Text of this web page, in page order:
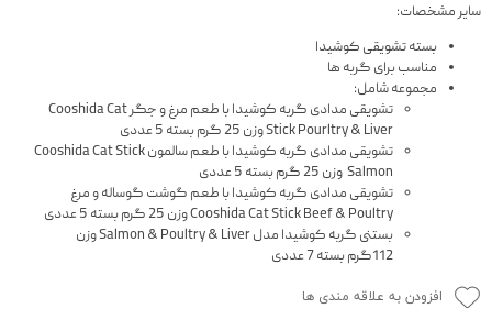
سایر مشخصات:
بسته تشویقی کوشیدا
مناسب برای گربه ها
مجموعه شامل:
تشویقی مدادی گربه کوشیدا با طعم مرغ و جگر Cooshida Cat
Stick Pourltry & Liver وزن 25 گرم بسته 5 عددی
تشویقی مدادی گربه کوشیدا با طعم سالمون Cooshida Cat Stick
Salmon وزن 25 گرم بسته 5 عددی
تشویقی مدادی گربه کوشیدا با طعم گوشت گوساله و مرغ
Cooshida Cat Stick Beef & Poultry وزن 25 گرم بسته 5 عددی
بستنی گربه کوشیدا مدل Salmon & Poultry & Liver وزن
112گرم بسته 7 عددی
افزودن به علاقه مندی ها